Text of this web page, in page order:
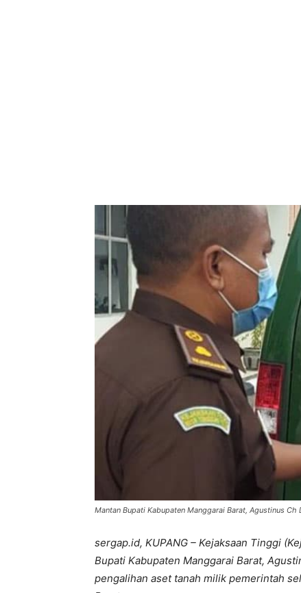
Mantan Bupati Kabupaten Manggarai Barat, Agustinus Ch
sergap.id, KUPANG – Kejaksaan Tinggi
Bupati Kabupaten Manggarai Barat,
pengalihan aset tanah milik pemerintah